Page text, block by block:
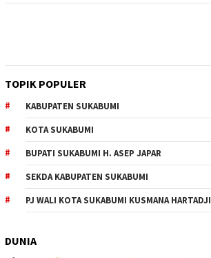
TOPIK POPULER
KABUPATEN SUKABUMI
KOTA SUKABUMI
BUPATI SUKABUMI H. ASEP JAPAR
SEKDA KABUPATEN SUKABUMI
PJ WALI KOTA SUKABUMI KUSMANA HARTADJI
DUNIA